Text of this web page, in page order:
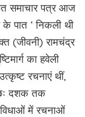
समाचार पत्र आज
के पात ‘ निकली थी
(जीवनी) रामचंद्र
का हवेली
रचनाएं थीं,
दशक तक
विधाओं में रचनाओं